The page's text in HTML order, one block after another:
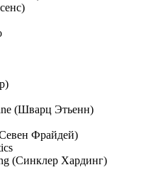
(Шварц Этьенн)
Фрайдей)
(Синклер Хардинг)